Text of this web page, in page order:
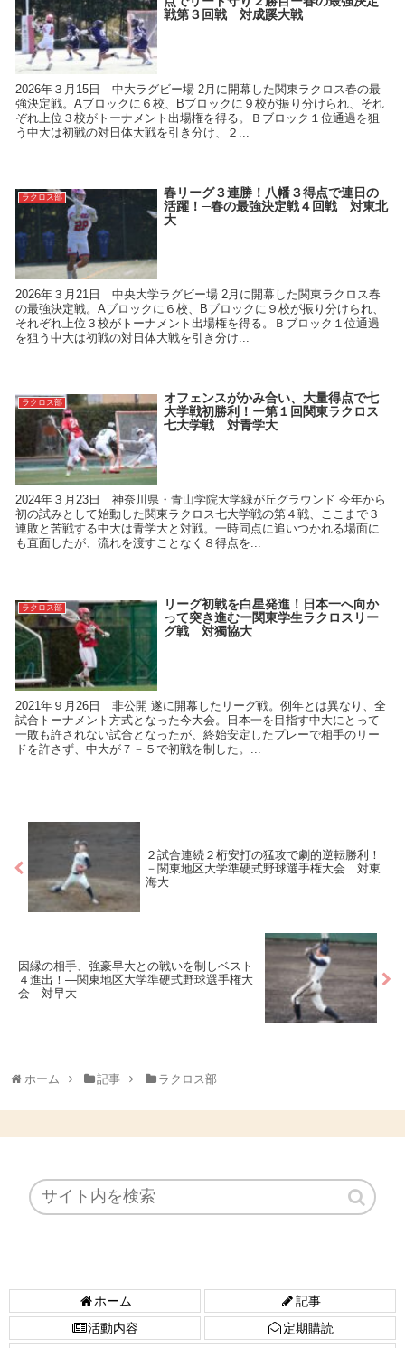
戦第３回戦 対成蹊大戦
2026年３月15日 中大ラグビー場 2月に開幕した関東ラクロス春の最
強決定戦。Aブロックに６校、Bブロックに９校が振り分けられ、それ
ぞれ上位３校がトーナメント出場権を得る。Ｂブロック１位通過を狙
う中大は初戦の対日体大戦を引き分け、２...
ラクロス部
春リーグ３連勝！八幡３得点で連日の
活躍！─春の最強決定戦４回戦 対東北
大
2026年３月21日 中央大学ラグビー場 2月に開幕した関東ラクロス春
の最強決定戦。Aブロックに６校、Bブロックに９校が振り分けられ、
それぞれ上位３校がトーナメント出場権を得る。Ｂブロック１位通過
を狙う中大は初戦の対日体大戦を引き分け...
ラクロス部
オフェンスがかみ合い、大量得点で七
大学戦初勝利！ー第１回関東ラクロス
七大学戦 対青学大
2024年３月23日 神奈川県・青山学院大学緑が丘グラウンド 今年から
初の試みとして始動した関東ラクロス七大学戦の第４戦、ここまで３
連敗と苦戦する中大は青学大と対戦。一時同点に追いつかれる場面に
も直面したが、流れを渡すことなく８得点を...
ラクロス部
リーグ初戦を白星発進！日本一へ向か
って突き進むー関東学生ラクロスリー
グ戦 対獨協大
2021年９月26日 非公開 遂に開幕したリーグ戦。例年とは異なり、全
試合トーナメント方式となった今大会。日本一を目指す中大にとって
一敗も許されない試合となったが、終始安定したプレーで相手のリー
ドを許さず、中大が７－５で初戦を制した。...
２試合連続２桁安打の猛攻で劇的逆転勝利！
－関東地区大学準硬式野球選手権大会 対東
海大
因縁の相手、強豪早大との戦いを制しベスト
４進出！―関東地区大学準硬式野球選手権大
会 対早大
ホーム 記事 ラクロス部
ホーム
記事
活動内容
定期購読